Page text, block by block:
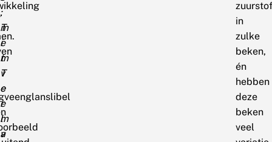
,
m
e
t
v
e
e
l
v
:
T
i
m
T
e
r
m
a
in
zulke
beken,
én
hebben
deze
beken
veel